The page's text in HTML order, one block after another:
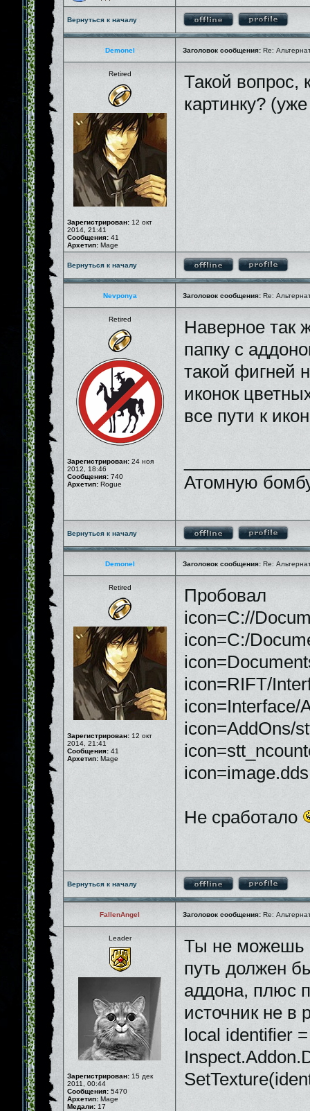
Вернуться к началу
Demonel Заголовок сообщения: Re:
Retired
Зарегистрирован: 12 окт
2014, 21:41
Сообщения: 41
Архетип: Mage
Такой вопрос,
картинку?
Вернуться к началу
Nevponya Заголовок сообщения: Re:
Retired
Зарегистрирован: 24 ноя
2012, 18:46
Сообщения: 740
Архетип: Rogue
Наверное так
папку с
такой фигней
иконок
все пути к
Атомную
Вернуться к началу
Demonel Заголовок сообщения: Re:
Retired
Зарегистрирован: 12 окт
2014, 21:41
Сообщения: 41
Архетип: Mage
Пробовал
icon=C://
icon=C:/
icon=RIFT/
icon=Interface/
icon=AddOns/
icon=image.dds
Не сработало
Вернуться к началу
FallenAngel Заголовок сообщения: Re:
Leader
Зарегистрирован: 15 дек
2011, 00:44
Сообщения: 5470
Архетип: Mage
Медали: 17
Ты не можешь
путь должен
аддона, плюс
источник не
local identifier =